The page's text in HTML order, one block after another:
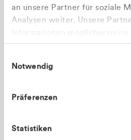
an unsere Partner für soziale
Analysen weiter. Unsere
zusammen, die Sie ihnen
gesammelt haben.
Notwendig
Präferenzen
Statistiken
Apilash